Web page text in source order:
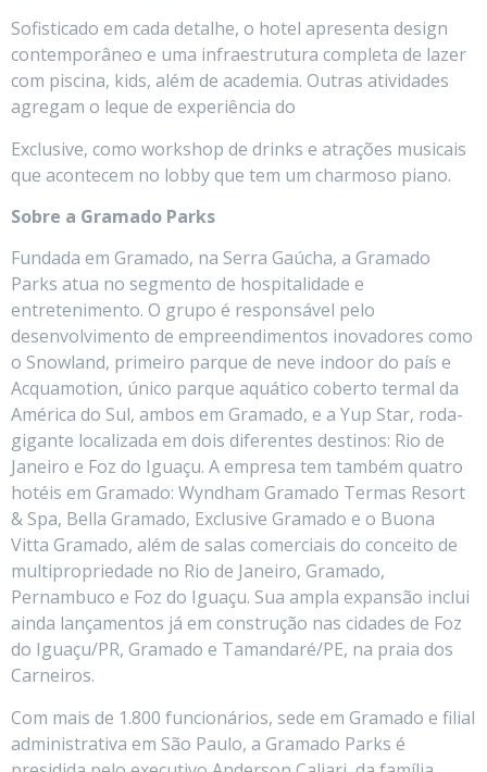
Sofisticado em cada detalhe, o hotel apresenta design
contemporâneo e uma infraestrutura completa de lazer
com piscina, kids, além de academia. Outras atividades
agregam o leque de experiência do
Exclusive, como workshop de drinks e atrações musicais
que acontecem no lobby que tem um charmoso piano.
Sobre a Gramado Parks
Fundada em Gramado, na Serra Gaúcha, a Gramado
Parks atua no segmento de hospitalidade e
entretenimento. O grupo é responsável pelo
desenvolvimento de empreendimentos inovadores como
o Snowland, primeiro parque de neve indoor do país e
Acquamotion, único parque aquático coberto termal da
América do Sul, ambos em Gramado, e a Yup Star, roda-
gigante localizada em dois diferentes destinos: Rio de
Janeiro e Foz do Iguaçu. A empresa tem também quatro
hotéis em Gramado: Wyndham Gramado Termas Resort
& Spa, Bella Gramado, Exclusive Gramado e o Buona
Vitta Gramado, além de salas comerciais do conceito de
multipropriedade no Rio de Janeiro, Gramado,
Pernambuco e Foz do Iguaçu. Sua ampla expansão inclui
ainda lançamentos já em construção nas cidades de Foz
do Iguaçu/PR, Gramado e Tamandaré/PE, na praia dos
Carneiros.
Com mais de 1.800 funcionários, sede em Gramado e filial
administrativa em São Paulo, a Gramado Parks é